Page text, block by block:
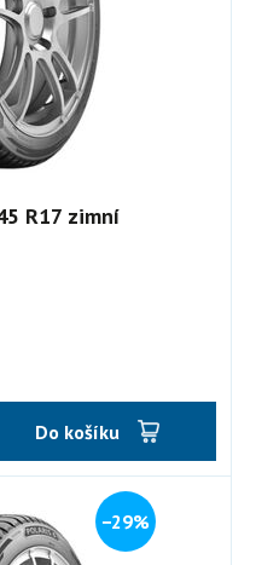
R17 zimní
Do košíku
−29%